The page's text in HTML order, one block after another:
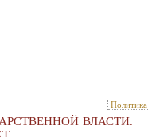
Политика
ВЛАСТИ.